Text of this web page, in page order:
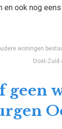
en ook nog
woningen
Oost-Zuid
geen